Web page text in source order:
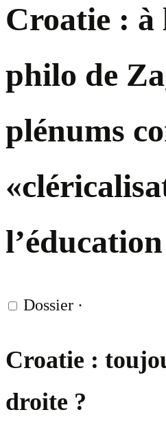
Croatie : à
philo de
plénums
l’éducation
Dossier ·
Croatie :
droite ?